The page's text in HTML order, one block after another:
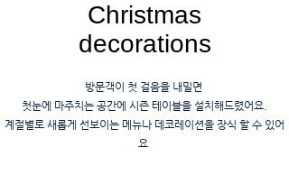
Christmas
decorations
방문객이 첫 걸음을 내밀면
첫눈에 마주치는 공간에 시즌 테이블을 설치해드렸어요.
계절별로 새롭게 선보이는 메뉴나 데코레이션을 장식 할 수 있어
요